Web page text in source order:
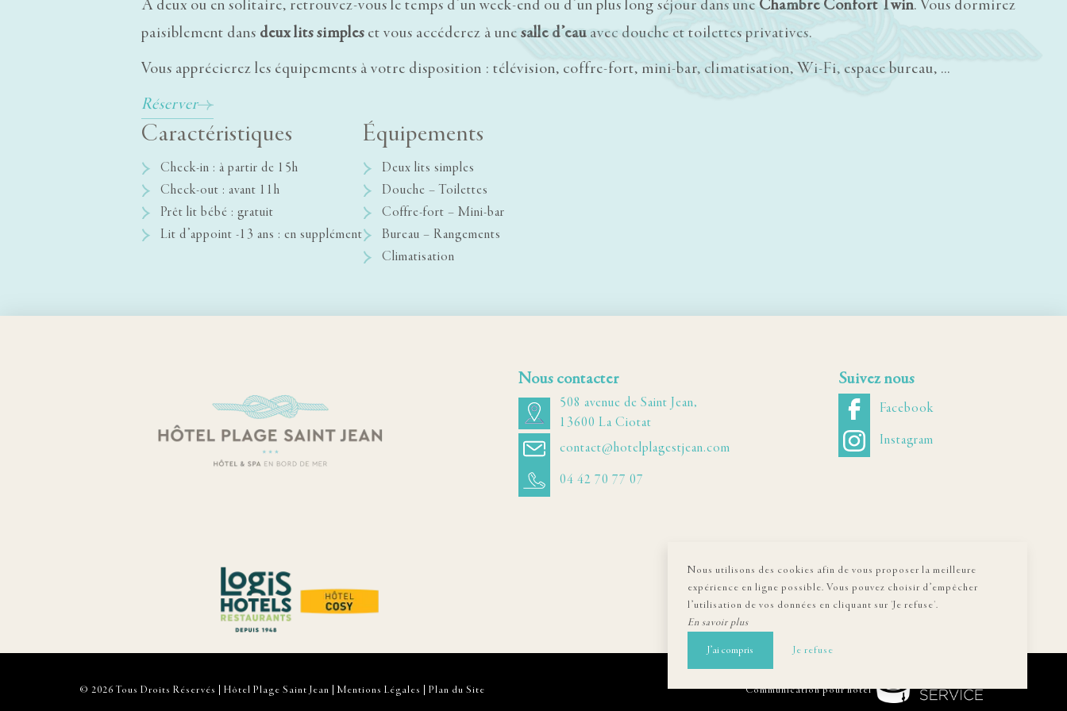
À deux ou en solitaire, retrouvez-vous le temps d’un week-end ou d’un plus long séjour dans une Chambre Confort Twin. Vous dormirez
paisiblement dans deux lits simples et vous accéderez à une salle d’eau avec douche et toilettes privatives.
Vous apprécierez les équipements à votre disposition : télévision, coffre-fort, mini-bar, climatisation, Wi-Fi, espace bureau, …
Réserver
Caractéristiques
Check-in : à partir de 15h
Check-out : avant 11h
Prêt lit bébé : gratuit
Lit d’appoint -13 ans : en supplément
Équipements
Deux lits simples
Douche – Toilettes
Coffre-fort – Mini-bar
Bureau – Rangements
Climatisation
Nous contacter
508 avenue de Saint Jean,
13600 La Ciotat
contact@hotelplagestjean.com
04 42 70 77 07
Suivez nous
Facebook
Instagram
© 2026 Tous Droits Réservés | Hôtel Plage Saint Jean | Mentions Légales Plan du Site Communication pour hôtel
Nous utilisons des cookies afin de vous proposer la meilleure
expérience en ligne possible. Vous pouvez choisir d’empêcher
l’utilisation de vos données en cliquant sur 'Je refuse'.
En savoir plus
J’ai compris Je refuse